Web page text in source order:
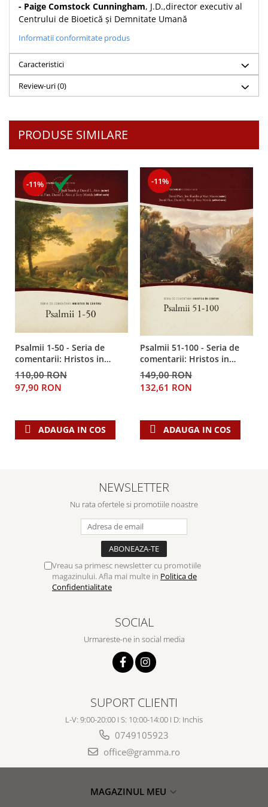
- Paige Comstock Cunningham, J.D.,director executiv al
Centrului de Bioetică și Demnitate Umană
Informatii conformitate produs
Caracteristici
Review-uri(0)
PRODUSE SIMILARE
-11%
Psalmii 1-50 - Seria de
comentarii: Hristos in
centru
110,00 RON
97,90 RON
ADAUGA IN COS
-11%
Psalmii 51-100 - Seria de
comentarii: Hristos in
centru
149,00 RON
132,61 RON
ADAUGA IN COS
NEWSLETTER
Nu rata ofertele si promotiile noastre
Vreau sa primesc newsletter cu promotiile
magazinului. Afla mai multe in Politica de
Confidentialitate
SOCIAL
Urmareste-ne in social media
SUPORT CLIENTI
L-V: 9:00-20:00 I S: 10:00-14:00 I D: Inchis
0749105923
office@gramma.ro
MAGAZINUL MEU